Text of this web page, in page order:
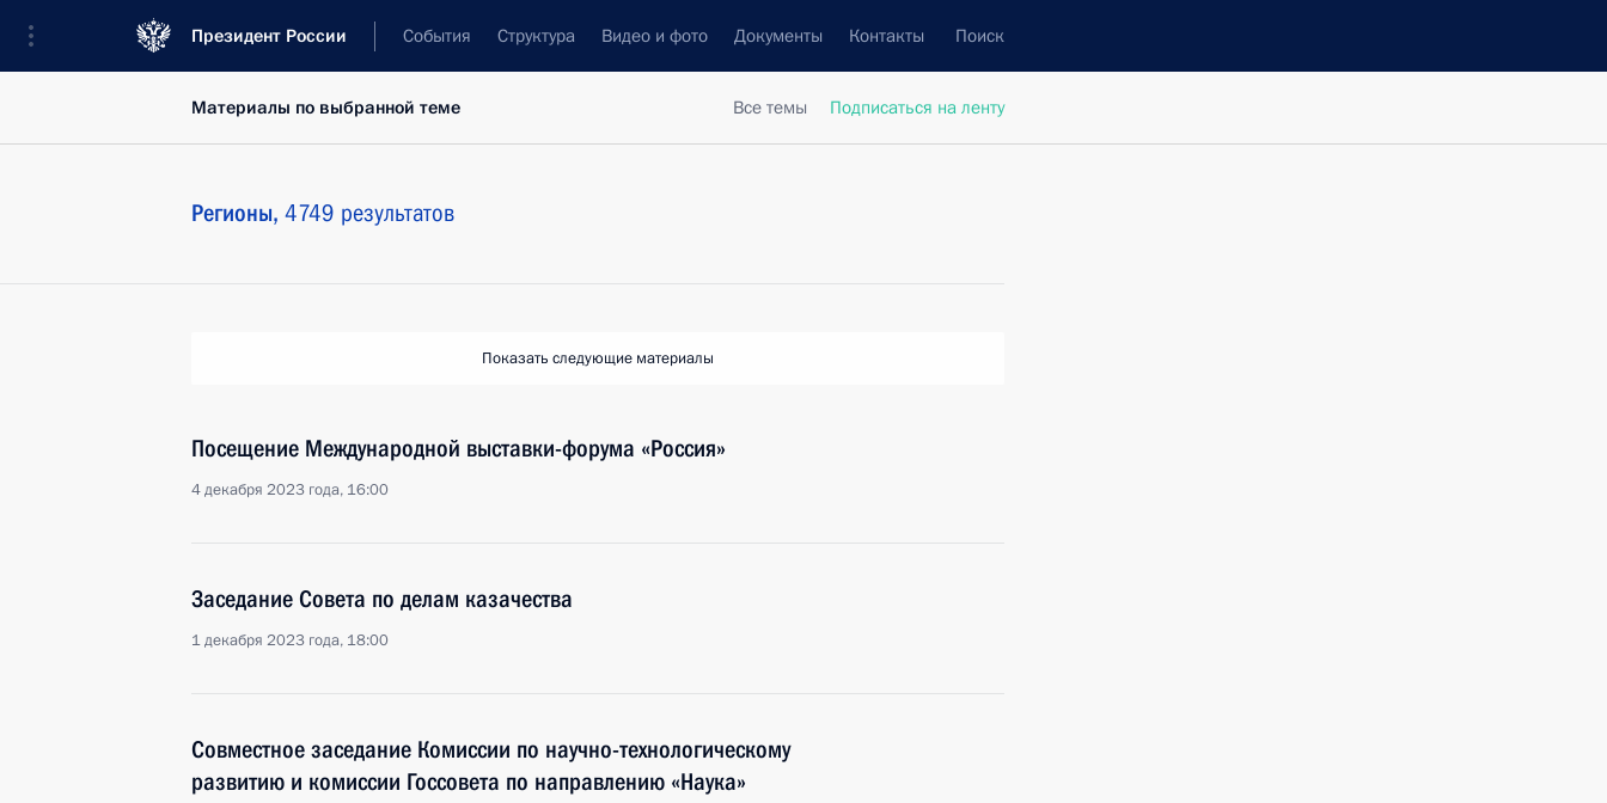
Президент России События Структура Видео и фото Документы Контакты Поиск
Все темы Подписаться на ленту
Материалы по выбранной теме
Регионы, 4749 результатов
Показать следующие материалы
Посещение Международной выставки-форума «Россия»
4 декабря 2023 года, 16:00
Заседание Совета по делам казачества
1 декабря 2023 года, 18:00
Совместное заседание Комиссии по научно-технологическому
развитию и комиссии Госсовета по направлению «Наука»